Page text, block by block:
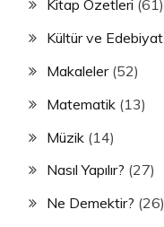
Kitap Özetleri (61)
Kültür ve Edebiyat
Makaleler(52)
Matematik (13)
Müzik (14)
Nasıl Yapılır? (27)
Ne Demektir? (26)